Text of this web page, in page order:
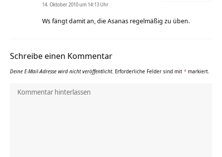
14. Oktober 2010 um 14:13 Uhr
Ws fängt damit an, die Asanas regelmäßig zu üben.
Schreibe einen Kommentar
Deine E-Mail-Adresse wird nicht veröffentlicht. Erforderliche Felder sind mit * markiert.